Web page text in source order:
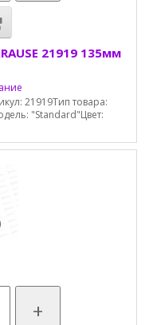
21919 135мм
21919Тип товара:
"Standard"Цвет:
+